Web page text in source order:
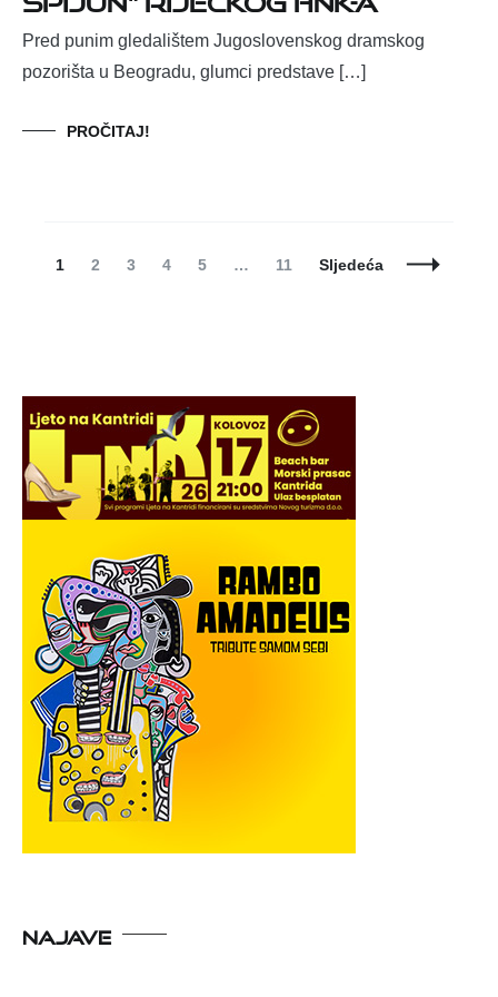
Pred punim gledalištem Jugoslovenskog dramskog
pozorišta u Beogradu, glumci predstave […]
PROČITAJ!
Posts
Page
1 Page
2 Page
3 Page
4 Page
5 … Page
11 Sljedeća
NAJAVE